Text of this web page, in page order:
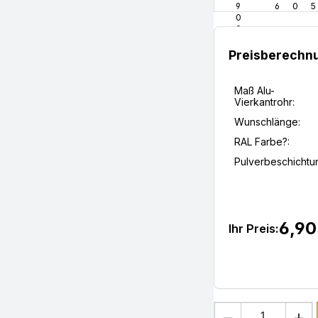
9
0
0
6
0
5
Maß Alu-
Vierkantrohr:
Wunschlänge:
RAL Farbe?:
Ihr Preis:
Produkt